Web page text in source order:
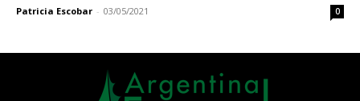
Patricia Escobar - 03/05/2021 0